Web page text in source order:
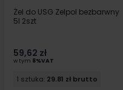
Żel do USG Zelpol bezbarwny
5l 2szt
59,62 zł
w tym 8%VAT
1 sztuka: 29.81 zł brutto